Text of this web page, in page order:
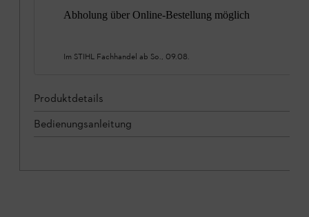
Abholung über Online-Bestellung möglich
Im STIHL Fachhandel ab So., 09.08.
Produktdetails
Bedienungsanleitung